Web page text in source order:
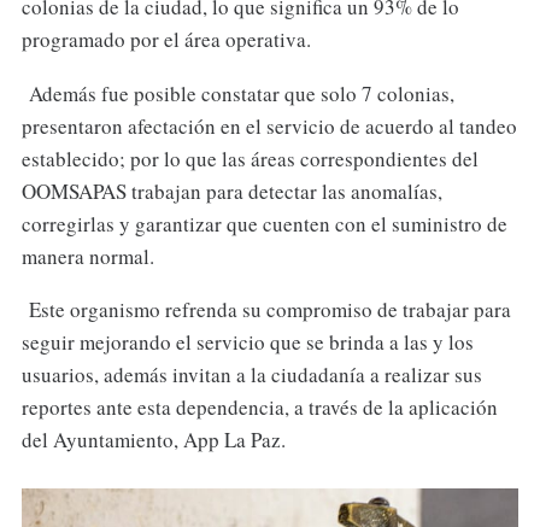
colonias de la ciudad, lo que significa un 93% de lo
programado por el área operativa.
Además fue posible constatar que solo 7 colonias,
presentaron afectación en el servicio de acuerdo al tandeo
establecido; por lo que las áreas correspondientes del
OOMSAPAS trabajan para detectar las anomalías,
corregirlas y garantizar que cuenten con el suministro de
manera normal.
Este organismo refrenda su compromiso de trabajar para
seguir mejorando el servicio que se brinda a las y los
usuarios, además invitan a la ciudadanía a realizar sus
reportes ante esta dependencia, a través de la aplicación
del Ayuntamiento, App La Paz.